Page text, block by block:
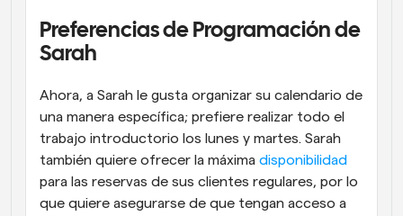
Preferencias de Programación de
Sarah
Ahora, a Sarah le gusta organizar su calendario de
una manera específica; prefiere realizar todo el
trabajo introductorio los lunes y martes. Sarah
también quiere ofrecer la máxima disponibilidad
para las reservas de sus clientes regulares, por lo
que quiere asegurarse de que tengan acceso a